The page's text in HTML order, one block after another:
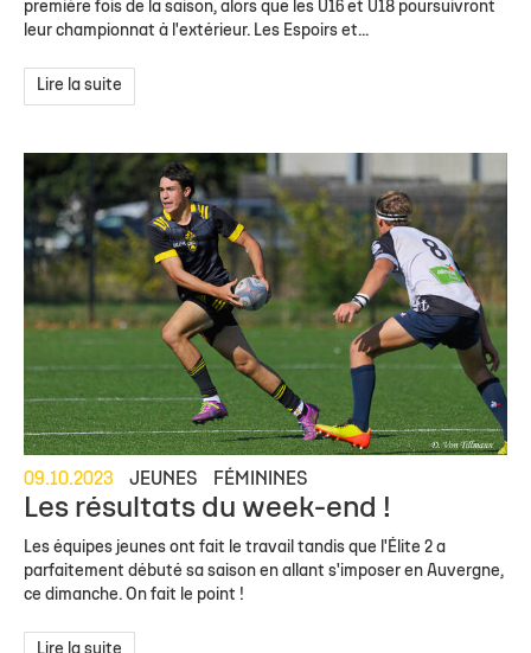
première fois de la saison, alors que les U16 et U18 poursuivront
leur championnat à l'extérieur. Les Espoirs et...
Lire la suite
09.10.2023 JEUNES FÉMININES
Les résultats du week-end !
Les équipes jeunes ont fait le travail tandis que l'Élite 2 a
parfaitement débuté sa saison en allant s'imposer en Auvergne,
ce dimanche. On fait le point !